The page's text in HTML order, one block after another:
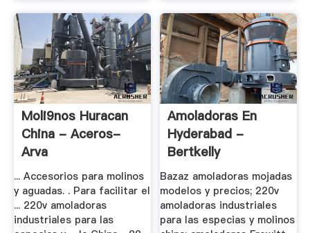
Moli9nos Huracan
China - Aceros-
Arva
... Accesorios para molinos
y aguadas. . Para facilitar el
... 220v amoladoras
industriales para las
Amoladoras En
Hyderabad -
Bertkelly
Bazaz amoladoras mojadas
modelos y precios; 220v
amoladoras industriales
para las especias y molinos